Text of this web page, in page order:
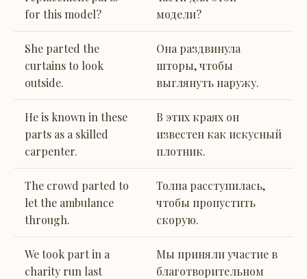
for this model?
модели?
She parted the
curtains to look
outside.
Она раздвинула
шторы, чтобы
выглянуть наружу.
He is known in these
parts as a skilled
carpenter.
В этих краях он
известен как искусный
плотник.
The crowd parted to
let the ambulance
through.
Толпа расступилась,
чтобы пропустить
скорую.
We took part in a
charity run last
Мы приняли участие в
благотворительном